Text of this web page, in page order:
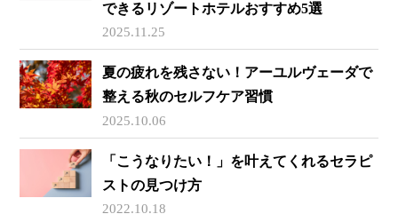
できるリゾートホテルおすすめ5選
2025.11.25
夏の疲れを残さない！アーユルヴェーダで
整える秋のセルフケア習慣
2025.10.06
「こうなりたい！」を叶えてくれるセラピ
ストの見つけ方
2022.10.18